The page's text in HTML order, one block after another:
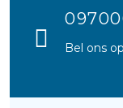
Bel ons